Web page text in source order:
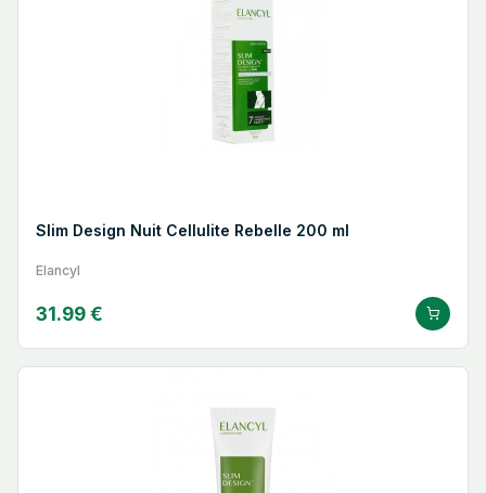
Slim Design Nuit Cellulite Rebelle 200 ml
Elancyl
31.99 €